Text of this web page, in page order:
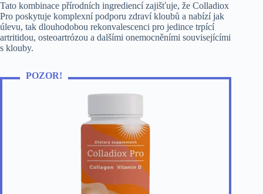
Tato kombinace přírodních ingrediencí zajišťuje, že Colladiox
Pro poskytuje komplexní podporu zdraví kloubů a nabízí jak
úlevu, tak dlouhodobou rekonvalescenci pro jedince trpící
artritidou, osteoartrózou a dalšími onemocněními souvisejícími
s klouby.
POZOR!